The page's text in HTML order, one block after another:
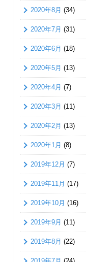
2020年8月 (34)
2020年7月 (31)
2020年6月 (18)
2020年5月 (13)
2020年4月 (7)
2020年3月 (11)
2020年2月 (13)
2020年1月 (8)
2019年12月 (7)
2019年11月 (17)
2019年10月 (16)
2019年9月 (11)
2019年8月 (22)